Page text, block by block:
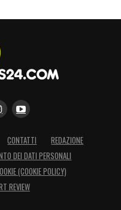
CONTATTI
REDAZIONE
DEI DATI PERSONALI
(COOKIE POLICY)
REVIEW